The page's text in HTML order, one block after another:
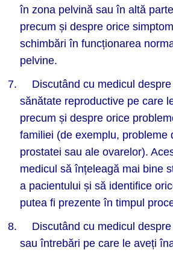
în zona pelvină sau în altă
precum și despre orice
schimbări în funcționarea
pelvine.
Discutând cu medicul despre
sănătate reproductive pe care
precum și despre orice
familiei (de exemplu, probleme
prostatei sau ale ovarelor).
medicul să înțeleagă mai bine
a pacientului și să identifice
putea fi prezente în timpul
Discutând cu medicul despre
sau întrebări pe care le aveți